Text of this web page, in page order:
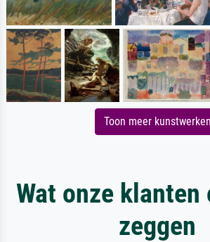
Toon meer kunstwerken
Wat onze klanten
zeggen